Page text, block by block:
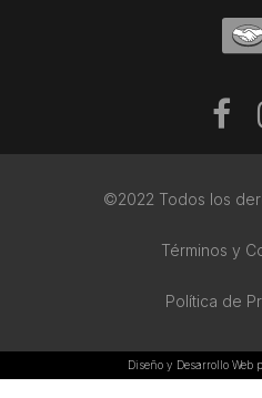
©2022 Todos los
Términos y
Política de
Diseño y Desarrollo Web